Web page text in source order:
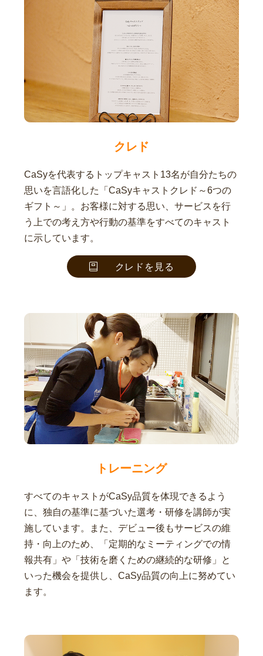
クレド
CaSyを代表するトップキャスト13名が自分たちの
思いを言語化した「CaSyキャストクレド～6つの
ギフト～」。お客様に対する思い、サービスを行
う上での考え方や行動の基準をすべてのキャスト
に示しています。
クレドを見る
トレーニング
すべてのキャストがCaSy品質を体現できるよう
に、独自の基準に基づいた選考・研修を講師が実
施しています。また、デビュー後もサービスの維
持・向上のため、「定期的なミーティングでの情
報共有」や「技術を磨くための継続的な研修」と
いった機会を提供し、CaSy品質の向上に努めてい
ます。